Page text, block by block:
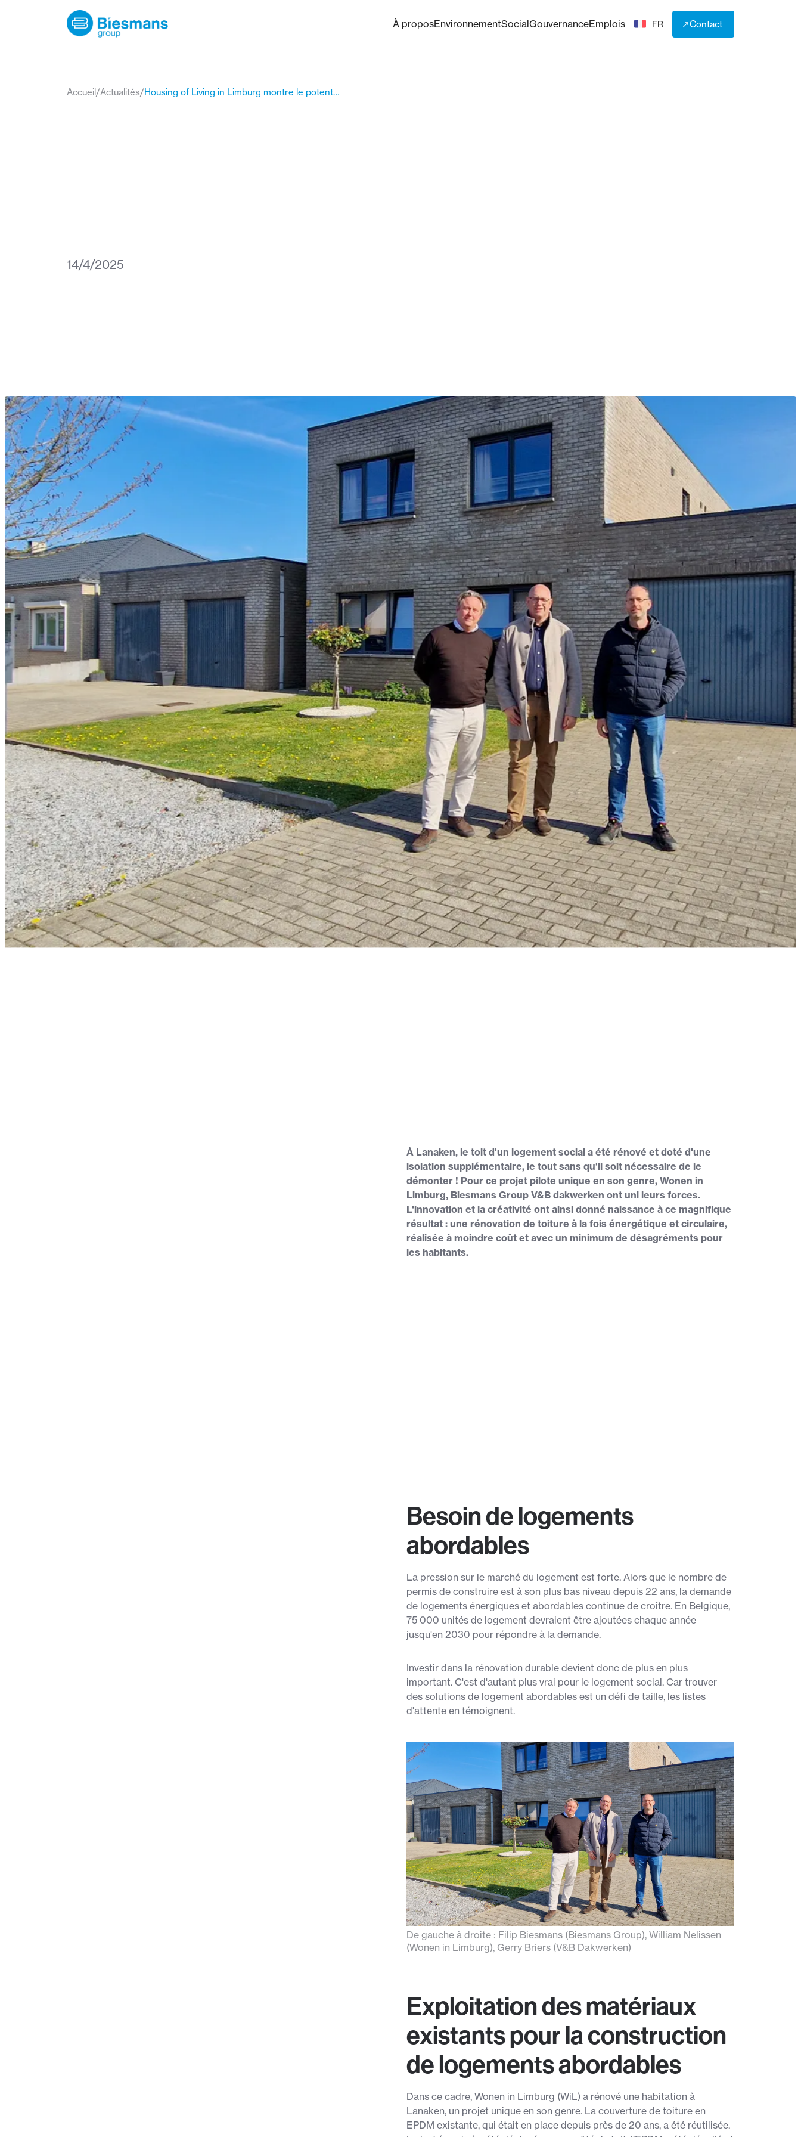
À proposEnvironnementSocialGouvernanceEmplois FR
↗
↗
Contact
Accueil/Actualités/ Housing of Living in Limburg montre le potentiel de la rénovation circulaire des toits : moins chère, plus efficace et plus durable
14/4/2025
À Lanaken, le toit d'un logement social a été rénové et doté d'une
isolation supplémentaire, le tout sans qu'il soit nécessaire de le
démonter ! Pour ce projet pilote unique en son genre, Wonen in
Limburg, Biesmans Group V&B dakwerken ont uni leurs forces.
L'innovation et la créativité ont ainsi donné naissance à ce magnifique
résultat : une rénovation de toiture à la fois énergétique et circulaire,
réalisée à moindre coût et avec un minimum de désagréments pour
les habitants.
Besoin de logements
abordables
La pression sur le marché du logement est forte. Alors que le nombre de
permis de construire est à son plus bas niveau depuis 22 ans, la demande
de logements énergiques et abordables continue de croître. En Belgique,
75 000 unités de logement devraient être ajoutées chaque année
jusqu'en 2030 pour répondre à la demande.
Investir dans la rénovation durable devient donc de plus en plus
important. C'est d'autant plus vrai pour le logement social. Car trouver
des solutions de logement abordables est un défi de taille, les listes
d'attente en témoignent.
De gauche à droite : Filip Biesmans (Biesmans Group), William Nelissen
(Wonen in Limburg), Gerry Briers (V&B Dakwerken)
Exploitation des matériaux
existants pour la construction
de logements abordables
Dans ce cadre, Wonen in Limburg (WiL) a rénové une habitation à
Lanaken, un projet unique en son genre. La couverture de toiture en
EPDM existante, qui était en place depuis près de 20 ans, a été réutilisée.